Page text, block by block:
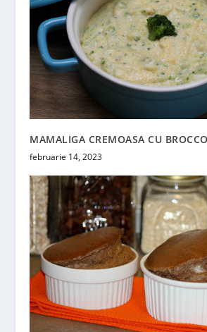
MAMALIGA CREMOASA CU
februarie 14, 2023